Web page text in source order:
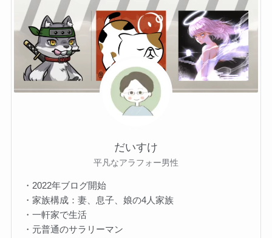
だいすけ
平凡なアラフォー男性
・2022年ブログ開始
・家族構成：妻、息子、娘の4人家族
・一軒家で生活
・元普通のサラリーマン